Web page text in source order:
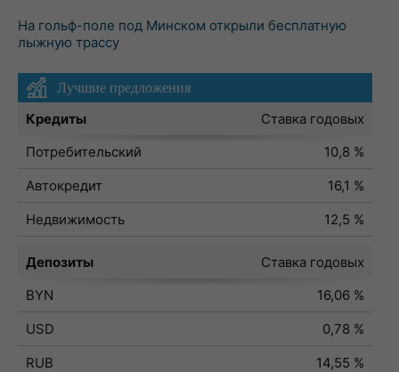
На гольф-поле под Минском открыли бесплатную
лыжную трассу
Лучшие предложения
Кредиты
Ставка годовых
Потребительский
10,8 %
Автокредит
16,1 %
Недвижимость
12,5 %
Депозиты
Ставка годовых
BYN
16,06 %
USD
0,78 %
RUB
14,55 %